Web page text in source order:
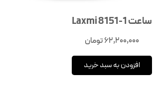
ساعت Laxmi 8151-1
62,200,000تومان
افزودن به سبد خرید